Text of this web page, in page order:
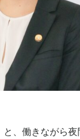
、働きながら